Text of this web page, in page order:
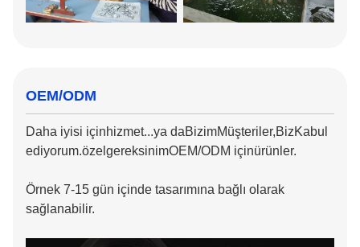
OEM/ODM
Daha iyisi içinhizmet...ya daBizimMüşteriler,BizKabul
ediyorum.özel gereksinimOEM/ODM içinürünler.
Örnek 7-15 gün içinde tasarımına bağlı olarak
sağlanabilir.